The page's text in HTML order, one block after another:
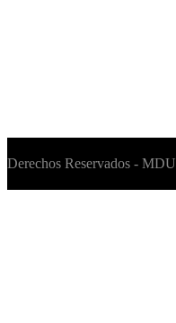
Derechos Reservados -